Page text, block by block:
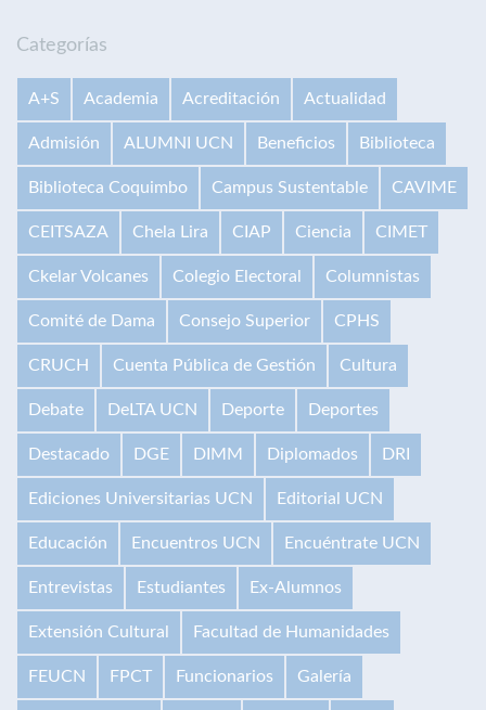
Categorías
A+S Academia Acreditación Actualidad
Admisión ALUMNI UCN Beneficios Biblioteca
Biblioteca Coquimbo Campus Sustentable CAVIME
CEITSAZA Chela Lira CIAP Ciencia CIMET
Ckelar Volcanes Colegio Electoral Columnistas
Comité de Dama Consejo Superior CPHS
CRUCH Cuenta Pública de Gestión Cultura
Debate DeLTA UCN Deporte Deportes
Destacado DGE DIMM Diplomados DRI
Ediciones Universitarias UCN Editorial UCN
Educación Encuentros UCN Encuéntrate UCN
Entrevistas Estudiantes Ex-Alumnos
Extensión Cultural Facultad de Humanidades
FEUCN FPCT Funcionarios Galería